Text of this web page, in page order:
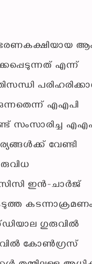
എന്ന്
എഎപി
സംസാരിച്ച
വേണ്ടി
ഇൻ-ചാർജ്
ഗുരുവിൽ
കോൺഗ്രസ്